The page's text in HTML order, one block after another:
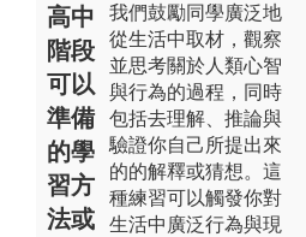
高中
階段
可以
準備
的學
習方
法或
我們鼓勵同學廣泛地
從生活中取材，觀察
並思考關於人類心智
與行為的過程，同時
包括去理解、推論與
驗證你自己所提出來
的的解釋或猜想。這
種練習可以觸發你對
生活中廣泛行為與現